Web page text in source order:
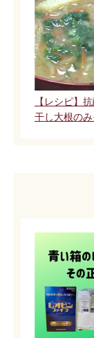
【レシピ】
干し大根の